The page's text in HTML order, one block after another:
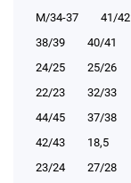
М/34-37
41/42
38/39
40/41
24/25
25/26
22/23
32/33
44/45
37/38
42/43
18,5
23/24
27/28